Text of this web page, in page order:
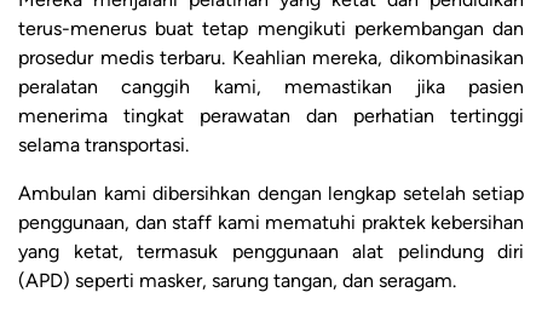
terus-menerus buat tetap mengikuti perkembangan dan
prosedur medis terbaru. Keahlian mereka, dikombinasikan
peralatan canggih kami, memastikan jika pasien
menerima tingkat perawatan dan perhatian tertinggi
selama transportasi.
Ambulan kami dibersihkan dengan lengkap setelah setiap
penggunaan, dan staff kami mematuhi praktek kebersihan
yang ketat, termasuk penggunaan alat pelindung diri
(APD) seperti masker, sarung tangan, dan seragam.